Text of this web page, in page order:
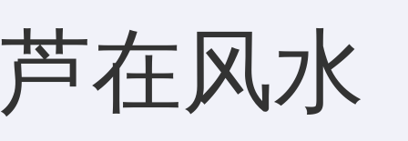
芦在风水